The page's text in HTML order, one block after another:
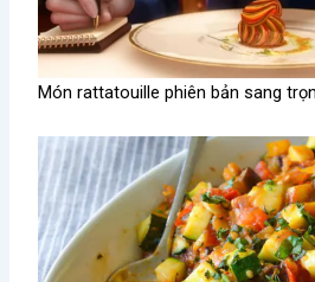
Món rattatouille phiên bản sang